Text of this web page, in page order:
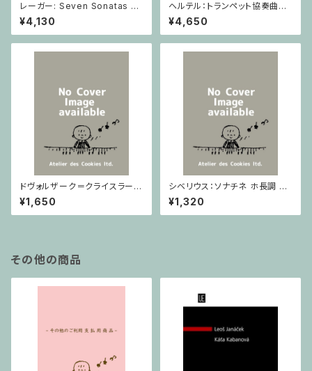
レーガー: Seven Sonatas o
p. 91 Heft 2 / ヴァイオリン
¥4,130
ヘルテル：トランペット協奏曲第1
番 変ホ長調/トランペット・ピア
ノ
¥4,650
ドヴォルザーク＝クライスラー：
スラヴ幻想曲 ロ短調 from Op.
55-4, Op.75 / ヴァイオリンと
ピアノ
¥1,650
シベリウス：ソナチネ ホ長調 O
p.80 / ヴァイオリンとピアノ
¥1,320
その他の商品